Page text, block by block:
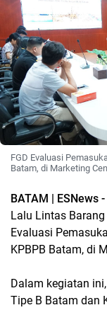
FGD Evaluasi
Batam, di Marketing
BATAM | ESNews -
Lalu Lintas
Evaluasi
KPBPB Batam, di
Dalam kegiatan
Tipe B Batam dan